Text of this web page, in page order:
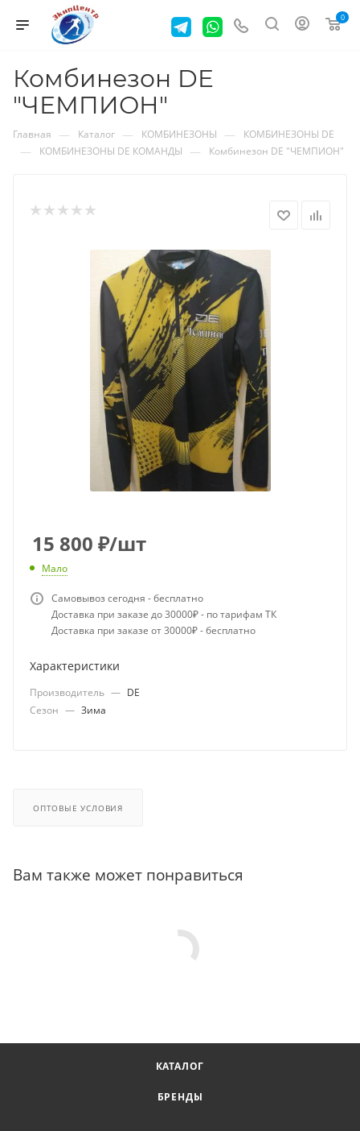
0
Комбинезон DE
"ЧЕМПИОН"
Главная — Каталог — КОМБИНЕЗОНЫ — КОМБИНЕЗОНЫ DE
— КОМБИНЕЗОНЫ DE КОМАНДЫ — Комбинезон DE "ЧЕМПИОН"
15 800 ₽/шт
Мало
Самовывоз сегодня - бесплатно
Доставка при заказе до 30000₽ - по тарифам ТК
Доставка при заказе от 30000₽ - бесплатно
Характеристики
Производитель — DE
Сезон — Зима
ОПТОВЫЕ УСЛОВИЯ
Вам также может понравиться
КАТАЛОГ
БРЕНДЫ